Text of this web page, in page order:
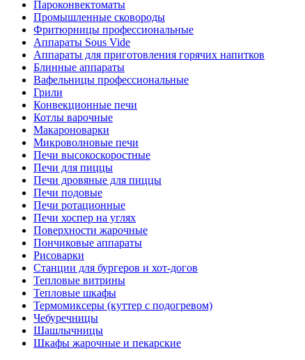
Пароконвектоматы
Промышленные сковороды
Фритюрницы профессиональные
Аппараты Sous Vide
Аппараты для приготовления горячих напитков
Блинные аппараты
Вафельницы профессиональные
Грили
Конвекционные печи
Котлы варочные
Макароноварки
Микроволновые печи
Печи высокоскоростные
Печи для пиццы
Печи дровяные для пиццы
Печи подовые
Печи ротационные
Печи хоспер на углях
Поверхности жарочные
Пончиковые аппараты
Рисоварки
Станции для бургеров и хот-догов
Тепловые витрины
Тепловые шкафы
Термомиксеры (куттер с подогревом)
Чебуречницы
Шашлычницы
Шкафы жарочные и пекарские